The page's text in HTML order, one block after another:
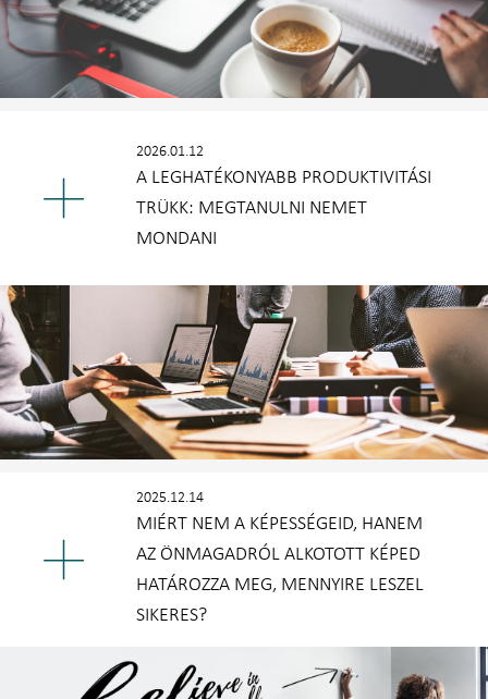
2026.01.12
A LEGHATÉKONYABB PRODUKTIVITÁSI
TRÜKK: MEGTANULNI NEMET
MONDANI
2025.12.14
MIÉRT NEM A KÉPESSÉGEID, HANEM
AZ ÖNMAGADRÓL ALKOTOTT KÉPED
HATÁROZZA MEG, MENNYIRE LESZEL
SIKERES?